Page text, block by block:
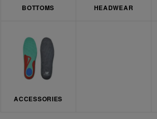
BOTTOMS HEADWEAR
ACCESSORIES